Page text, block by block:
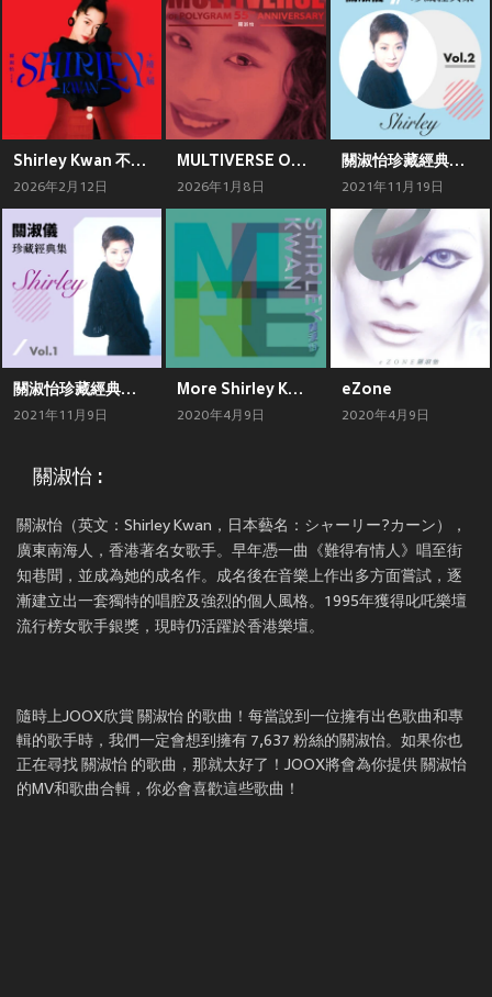
Shirley Kwan 不撓不屈 全紀錄
2026年2月12日
MULTIVERSE OF POLYGRAM 55TH ANNIVERSARY - 關淑怡
2026年1月8日
關淑怡珍藏經典集 Vol.2
2021年11月19日
關淑怡珍藏經典集 Vol.1
2021年11月9日
More Shirley Kwan
2020年4月9日
eZone
2020年4月9日
關淑怡 :
關淑怡（英文：Shirley Kwan，日本藝名：シャーリー?カーン），
廣東南海人，香港著名女歌手。早年憑一曲《難得有情人》唱至街
知巷聞，並成為她的成名作。成名後在音樂上作出多方面嘗試，逐
漸建立出一套獨特的唱腔及強烈的個人風格。1995年獲得叱吒樂壇
流行榜女歌手銀獎，現時仍活躍於香港樂壇。
隨時上JOOX欣賞 關淑怡 的歌曲！每當說到一位擁有出色歌曲和專
輯的歌手時，我們一定會想到擁有 7,637 粉絲的關淑怡。如果你也
正在尋找 關淑怡 的歌曲，那就太好了！JOOX將會為你提供 關淑怡
的MV和歌曲合輯，你必會喜歡這些歌曲！